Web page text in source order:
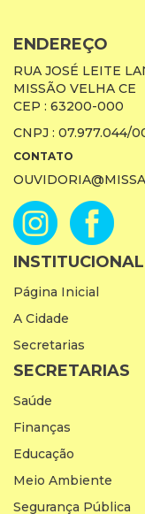
ENDEREÇO
RUA JOSÉ LEITE
MISSÃO VELHA CE
CEP : 63200-000
CNPJ : 07.977.044/
CONTATO
INSTITUCIONAL
Página Inicial
A Cidade
Secretarias
SECRETARIAS
Saúde
Finanças
Educação
Meio Ambiente
Segurança Pública